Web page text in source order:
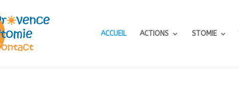
ACCUEIL ACTIONS STOMIE